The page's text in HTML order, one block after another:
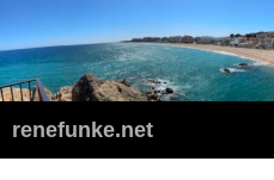
Inhalt
springen
renefunke.net